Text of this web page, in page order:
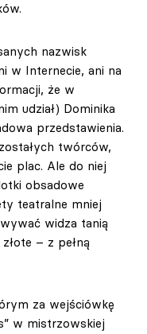
nazwisk
w Internecie, ani na
że w
udział) Dominika
przedstawienia.
twórców,
plac. Ale do niej
obsadowe
teatralne mniej
widza tanią
– z pełną
za wejściówkę
w mistrzowskiej